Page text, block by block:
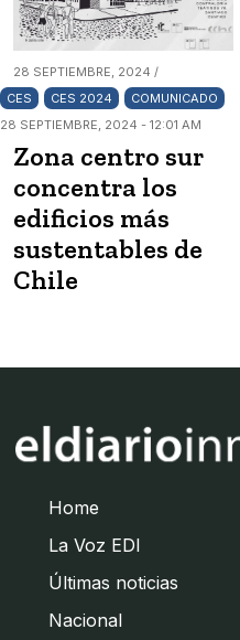
28 SEPTIEMBRE, 2024 /
CES
CES 2024
COMUNICADO
28 SEPTIEMBRE, 2024 - 12:01 AM
Zona centro sur
concentra los
edificios más
sustentables de
Chile
Home
La Voz EDI
Últimas noticias
Nacional